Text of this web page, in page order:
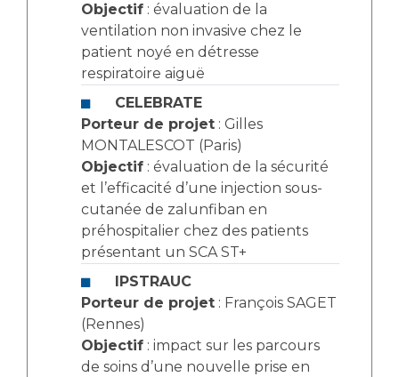
Objectif : évaluation de la
ventilation non invasive chez le
patient noyé en détresse
respiratoire aiguë
CELEBRATE
Porteur de projet : Gilles
MONTALESCOT (Paris)
Objectif : évaluation de la sécurité
et l’efficacité d’une injection sous-
cutanée de zalunfiban en
préhospitalier chez des patients
présentant un SCA ST+
IPSTRAUC
Porteur de projet : François SAGET
(Rennes)
Objectif : impact sur les parcours
de soins d’une nouvelle prise en